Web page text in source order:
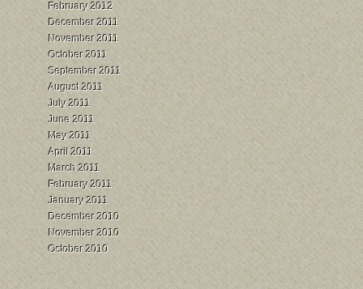
February 2012
December 2011
November 2011
October 2011
September 2011
August 2011
July 2011
June 2011
May 2011
April 2011
March 2011
February 2011
January 2011
December 2010
November 2010
October 2010